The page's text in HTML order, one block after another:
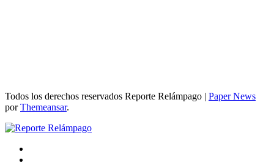
Todos los derechos reservados Reporte Relámpago | Paper News
porThemeansar.